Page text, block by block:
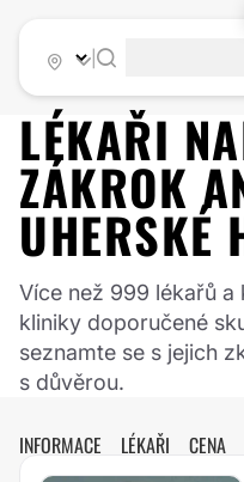
LÉKAŘI
ZÁKROK
UHERSKÉ
Více než 999 lékařů a
kliniky doporučené
seznamte se s jejich
s důvěrou.
INFORMACE LÉKAŘI CENA